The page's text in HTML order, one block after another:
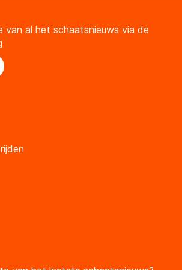
van al het schaatsnieuws via de